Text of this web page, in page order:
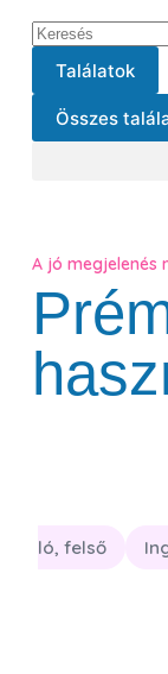
Találatok
Összes
A jó megjelenés
Póló, felső